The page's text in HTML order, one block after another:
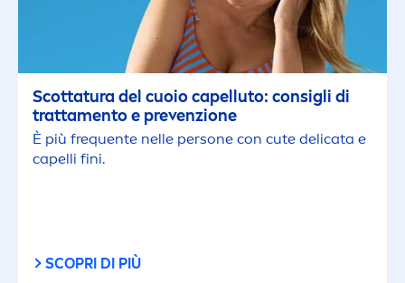
Scottatura del cuoio capelluto: consigli di
trattamento e prevenzione
È più frequente nelle persone con cute delicata e
capelli fini.
SCOPRI DI PIÙ